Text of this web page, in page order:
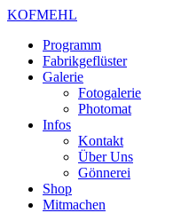
KOFMEHL
Programm
Fabrikgeflüster
Galerie
Fotogalerie
Photomat
Infos
Kontakt
Über Uns
Gönnerei
Shop
Mitmachen